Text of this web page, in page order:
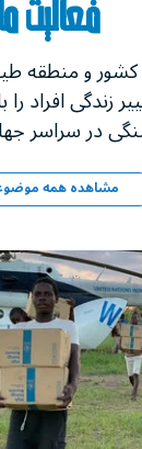
فعالیت
حمایت ما از 120 کشور
زندگی‌ افراد
در سراسر
مشاهده همه